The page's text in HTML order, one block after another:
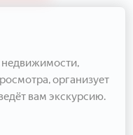
недвижимости,
организует
вам экскурсию.